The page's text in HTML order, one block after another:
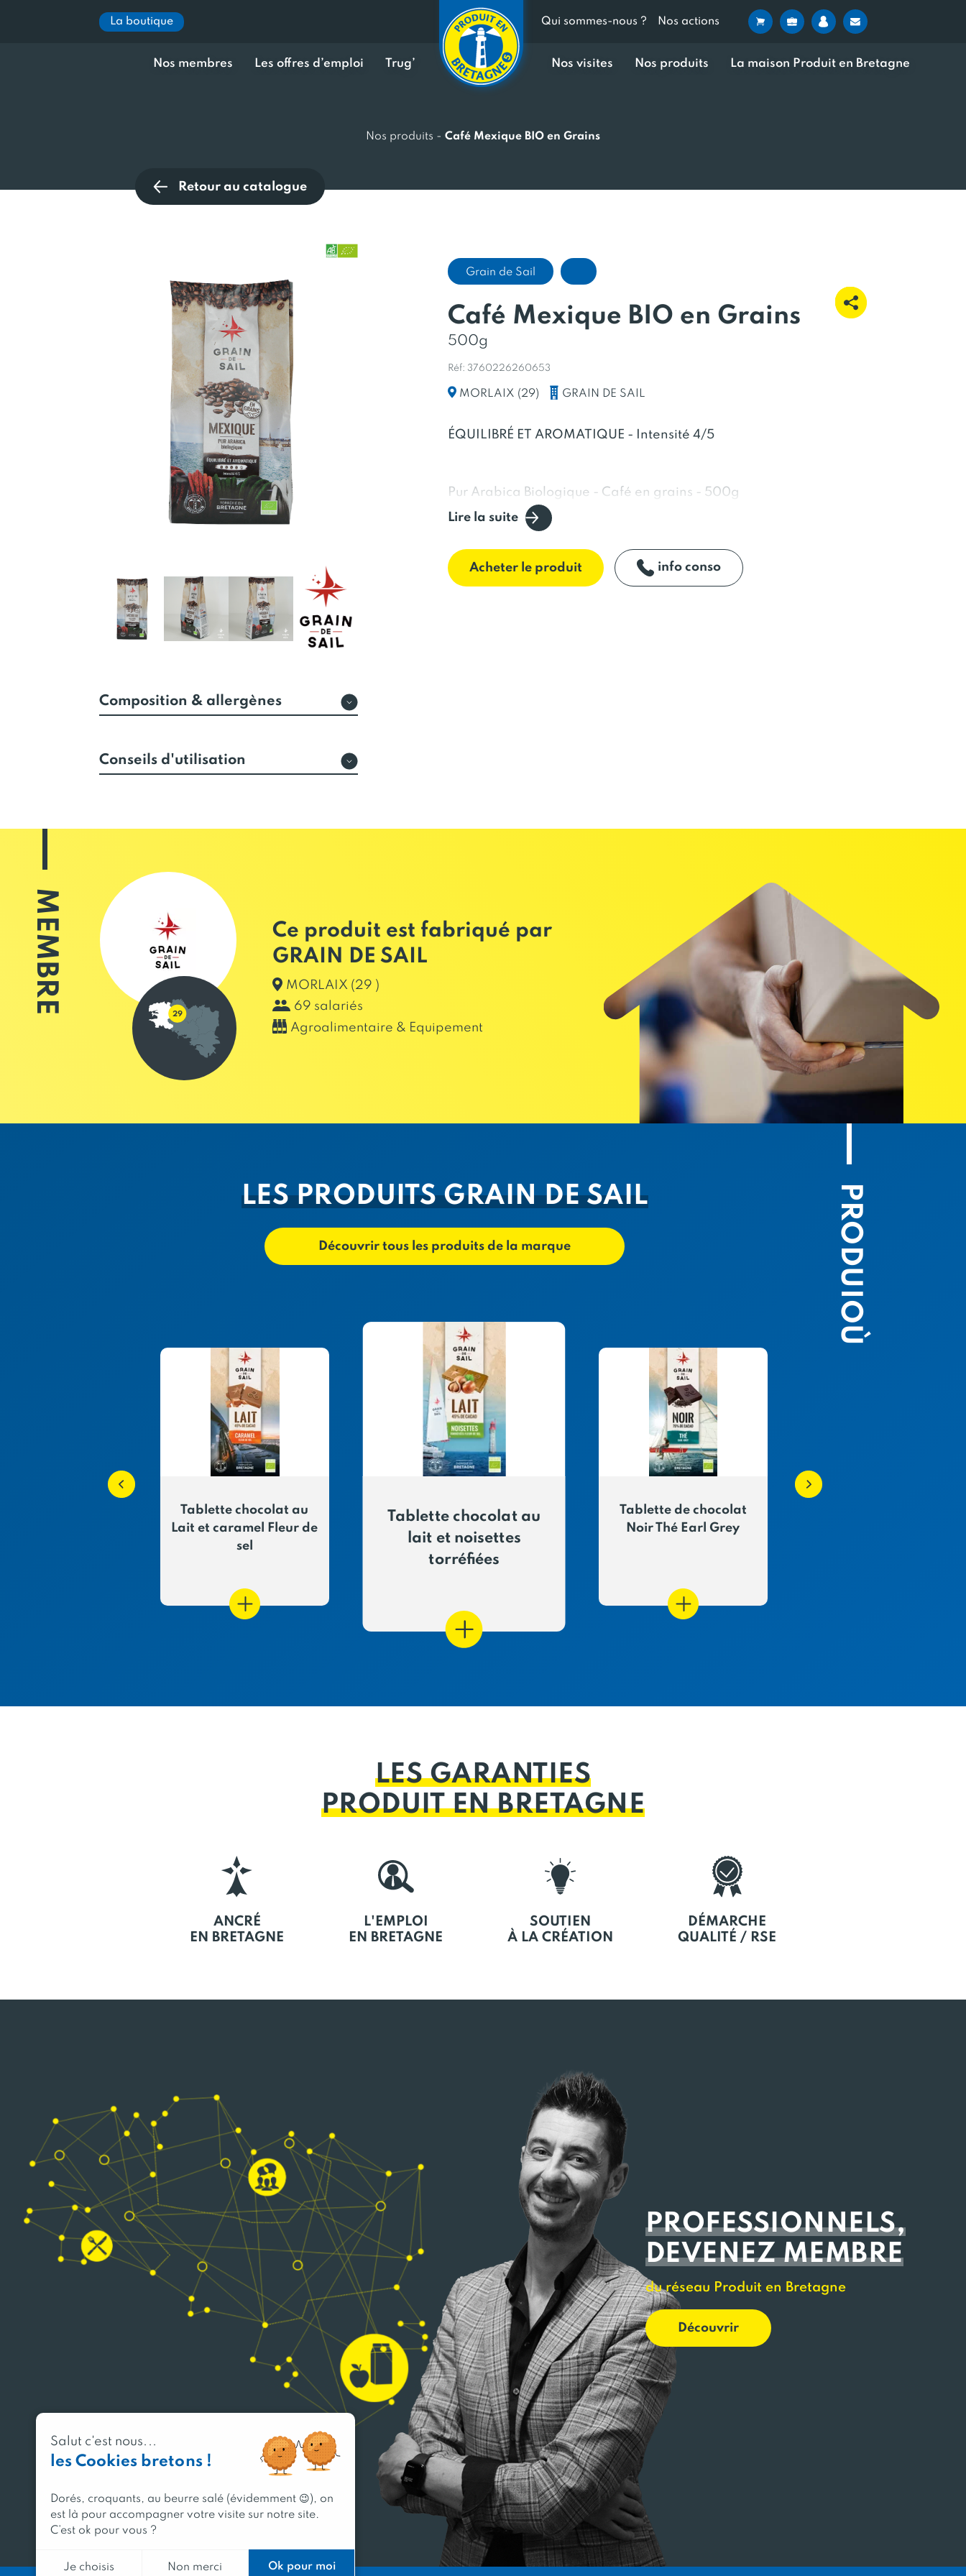
La boutique Qui sommes-nous ? Nos actions
Nos membres Les offres d’emploi Trug’ Nos visites Nos produits La maison Produit en Bretagne
Nos produits - Café Mexique BIO en Grains
Retour au catalogue
Composition & allergènes
Conseils d'utilisation
Grain de Sail
Café Mexique BIO en Grains
500g
Réf: 3760226260653
MORLAIX (29) GRAIN DE SAIL
ÉQUILIBRÉ ET AROMATIQUE - Intensité 4/5
Pur Arabica Biologique - Café en grains - 500g
Notre café Mexique dévoile un parfum agréable et subtil.
Moyennement vif et bien équilibré, il séduit par sa douceur
vanillée et ses arômes généreux de chocolat, de cacao et de
Lire la suite
Acheter le produit info conso
MEMBRE
Ce produit est fabriqué par
GRAIN DE SAIL
MORLAIX (29 )
69 salariés
Agroalimentaire & Equipement
PRODUIOÙ
LES PRODUITS GRAIN DE SAIL
Découvrir tous les produits de la marque
Tablette chocolat au
Lait et caramel Fleur de
sel
Tablette chocolat au
lait et noisettes
torréfiées
Tablette de chocolat
Noir Thé Earl Grey
LES GARANTIES
PRODUIT EN BRETAGNE
ANCRÉ
EN BRETAGNE
L'EMPLOI
EN BRETAGNE
SOUTIEN
À LA CRÉATION
DÉMARCHE
QUALITÉ / RSE
PROFESSIONNELS,
DEVENEZ MEMBRE
du réseau Produit en Bretagne
Découvrir
Salut c'est nous...
les Cookies bretons !
Dorés, croquants, au beurre salé (évidemment 😉), on
est là pour accompagner votre visite sur notre site.
C’est ok pour vous ?
Je choisis Non merci Ok pour moi